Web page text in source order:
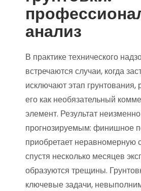
анализ
В практике технического
встречаются случаи, когда
исключают этап грунтования,
его как необязательный
элемент. Результат
прогнозируемым: финишное
приобретает неравномерную
спустя несколько месяцев
образуются трещины.
ключевые задачи,